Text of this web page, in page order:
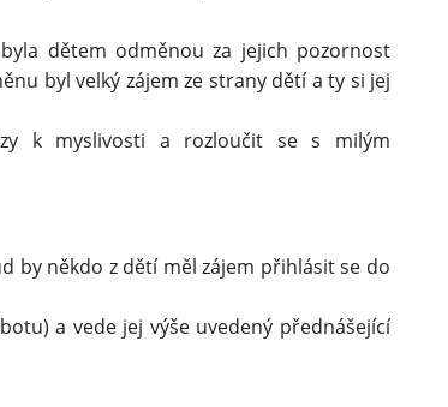
dětem odměnou za jejich pozornost
byl velký zájem ze strany dětí a ty si jej
k myslivosti a rozloučit se s milým
by někdo z dětí měl zájem přihlásit se do
a vede jej výše uvedený přednášející